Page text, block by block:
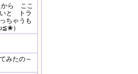
から ここ
いと トラ
ちゃうも
）
みたの～